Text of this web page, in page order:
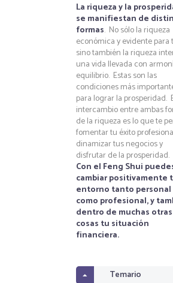
La riqueza y la
se manifiestan de
formas. No sólo la riqueza
económica y evidente para
sino también la riqueza
una vida llevada con
equilibrio. Estas son las
condiciones más
para lograr la prosperidad.
intercambio entre ambas
de la riqueza es lo que te
fomentar tu éxito
dinamizar tus negocios y
disfrutar de la prosperidad.
Con el Feng Shui
cambiar positivamente
entorno tanto personal
como profesional, y
dentro de muchas otras
cosas tu situación
financiera.
Temario